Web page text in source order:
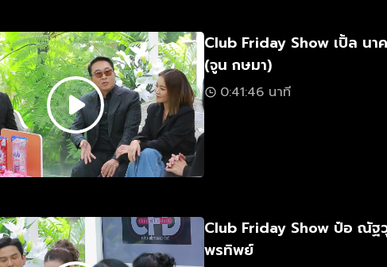
Club Friday Show เปิ้ล นา
(จูน กษมา)
0:41:46 นาที
Club Friday Show ป๋อ ณัฐ
พรทิพย์